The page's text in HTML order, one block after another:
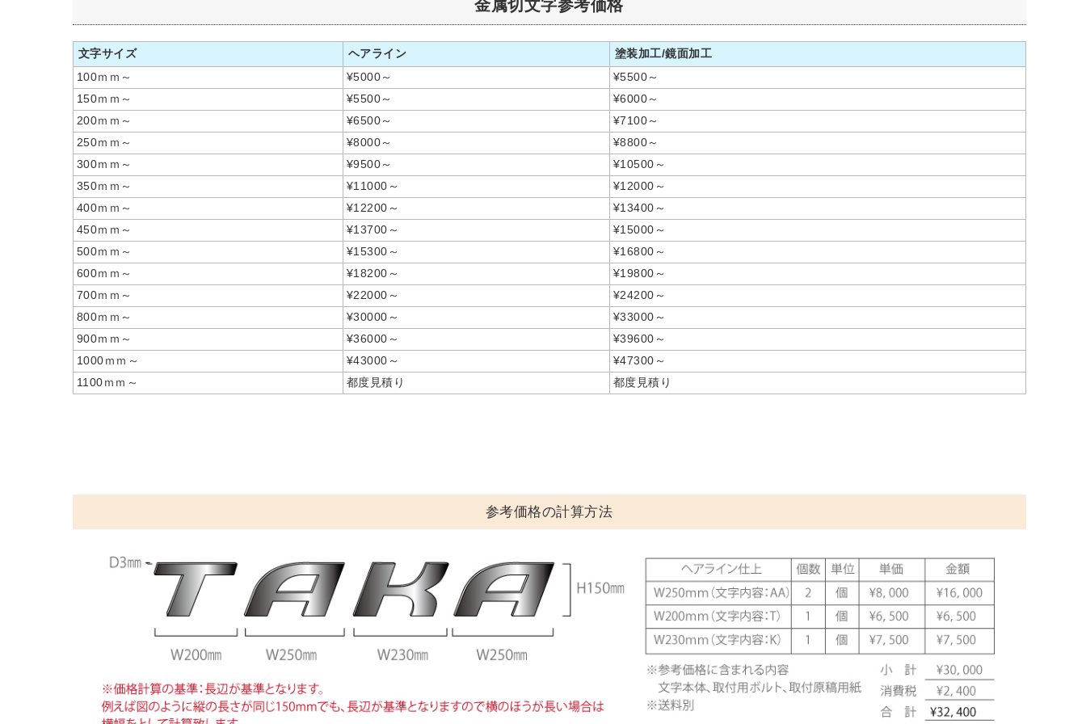
金属切文字参考価格
文字サイズ ヘアライン
塗装加工/鏡面加工
100ｍｍ～
¥5000～
¥5500～
150ｍｍ～
¥5500～
¥6000～
200ｍｍ～
¥6500～
¥7100～
250ｍｍ～
¥8000～
¥8800～
300ｍｍ～
¥9500～
¥10500～
350ｍｍ～
¥11000～
¥12000～
400ｍｍ～
¥12200～
¥13400～
450ｍｍ～
¥13700～
¥15000～
500ｍｍ～
¥15300～
¥16800～
600ｍｍ～
¥18200～
¥19800～
700ｍｍ～
¥22000～
¥24200～
800ｍｍ～
¥30000～
¥33000～
900ｍｍ～
¥36000～
¥39600～
1000ｍｍ～
¥43000～
¥47300～
1100ｍｍ～
都度見積り 都度見積り
参考価格の計算方法